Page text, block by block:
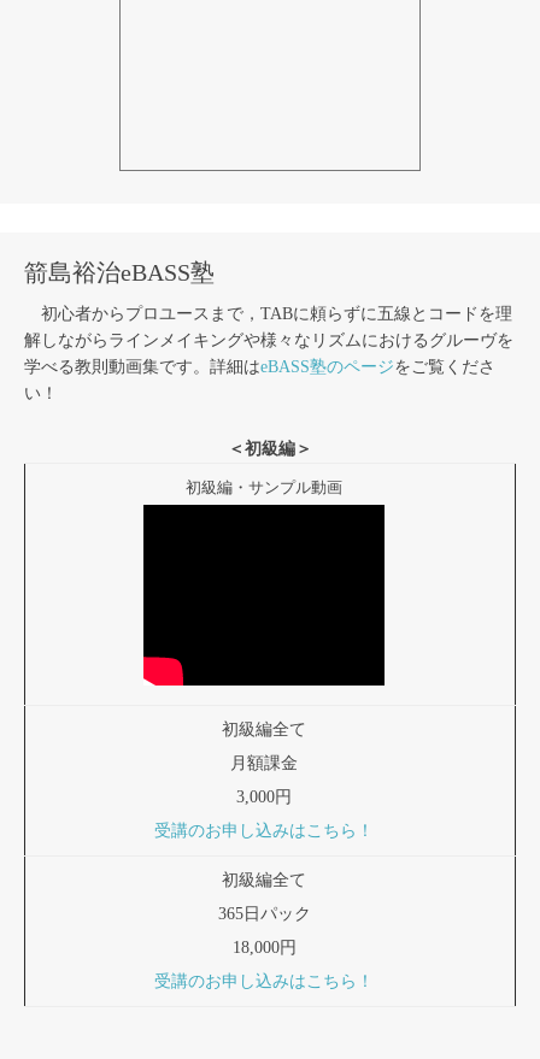
箭島裕治eBASS塾
初心者からプロユースまで，TABに頼らずに五線とコードを理
解しながらラインメイキングや様々なリズムにおけるグルーヴを
学べる教則動画集です。詳細はeBASS塾のページをご覧くださ
い！
＜初級編＞
初級編・サンプル動画
初級編全て
月額課金
3,000円
受講のお申し込みはこちら！
初級編全て
365日パック
18,000円
受講のお申し込みはこちら！